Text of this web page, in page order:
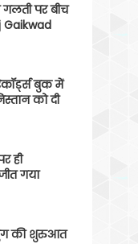
पर बीच
Gaikwad
बुक में
को दी
ही
गया
की शुरुआत